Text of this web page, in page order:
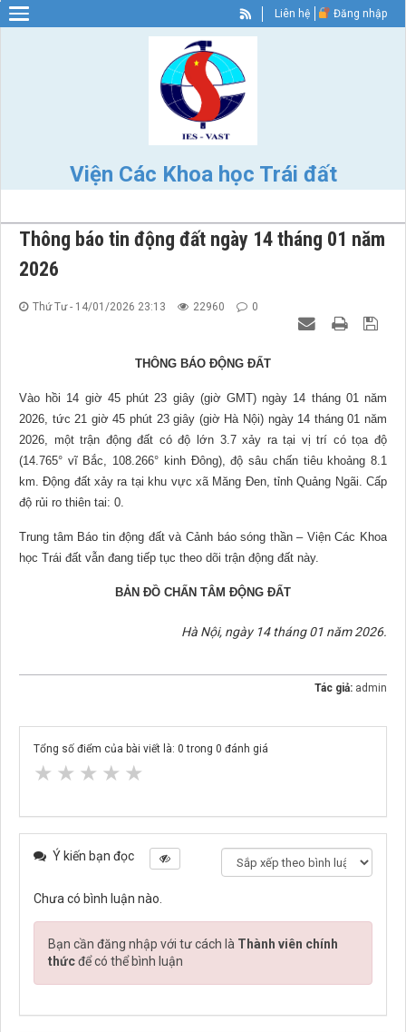
Warning: Constant WP_SITEURL already defined in
/home/nhigvyzu/ies.vast.gov/wp-config.php
Viện Các Khoa học Trái đất
Liên hệ Đăng nhập
Thông báo tin động đất ngày 14 tháng 01 năm
2026
Thứ Tư - 14/01/2026 23:13 22960 0
THÔNG BÁO ĐỘNG ĐẤT
Vào hồi 14 giờ 45 phút 23 giây (giờ GMT) ngày 14 tháng 01 năm
2026, tức 21 giờ 45 phút 23 giây (giờ Hà Nội) ngày 14 tháng 01 năm
2026, một trận động đất có độ lớn 3.7 xảy ra tại vị trí có tọa độ
(14.765° vĩ Bắc, 108.266° kinh Đông), độ sâu chấn tiêu khoảng 8.1
km. Động đất xảy ra tại khu vực xã Măng Đen, tỉnh Quảng Ngãi. Cấp
độ rủi ro thiên tai: 0.
Trung tâm Báo tin động đất và Cảnh báo sóng thần – Viện Các Khoa
học Trái đất vẫn đang tiếp tục theo dõi trận động đất này.
BẢN ĐỒ CHẤN TÂM ĐỘNG ĐẤT
Hà Nội, ngày 14 tháng 01 năm 2026.
Tác giả: admin
Tổng số điểm của bài viết là: 0 trong 0 đánh giá
★ ★ ★ ★ ★
Ý kiến bạn đọc
Chưa có bình luận nào.
Bạn cần đăng nhập với tư cách là Thành viên chính
thứcđể có thể bình luận